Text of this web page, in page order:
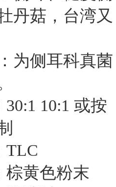
丹菇，台湾又
为侧耳科真菌
10:1 或按
黄色粉末